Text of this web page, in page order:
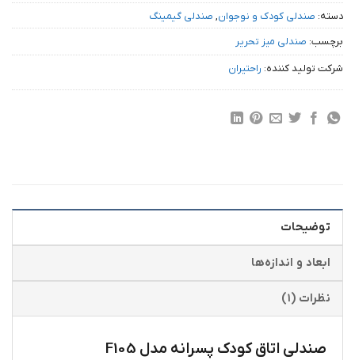
دسته: صندلی کودک و نوجوان, صندلی گیمینگ
برچسب: صندلی میز تحریر
شرکت تولید کننده: راحتیران
توضیحات
ابعاد و اندازه‌ها
نظرات (۱)
صندلی اتاق کودک پسرانه مدل F105